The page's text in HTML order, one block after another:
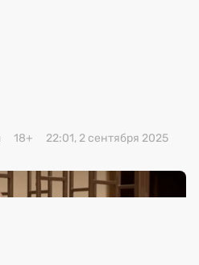
18+ 22:01, 2 сентября 2025